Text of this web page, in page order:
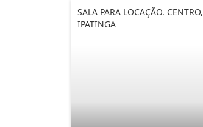
SALA PARA LOCAÇÃO. CENTRO,
IPATINGA